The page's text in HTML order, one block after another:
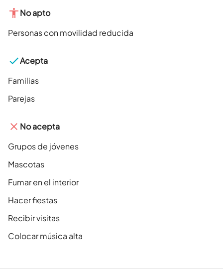
No apto
Personas con movilidad reducida
Acepta
Familias
Parejas
No acepta
Grupos de jóvenes
Mascotas
Fumar en el interior
Hacer fiestas
Recibir visitas
Colocar música alta